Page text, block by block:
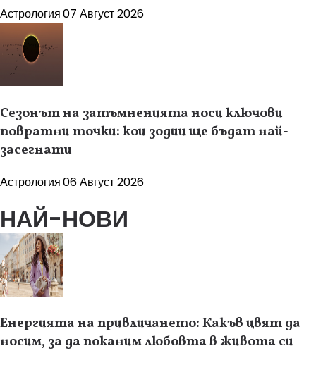
Астрология07 Август 2026
Сезонът на затъмненията носи ключови
повратни точки: кои зодии ще бъдат най-
засегнати
Астрология06 Август 2026
НАЙ-НОВИ
Енергията на привличането: Какъв цвят да
носим, за да поканим любовта в живота си